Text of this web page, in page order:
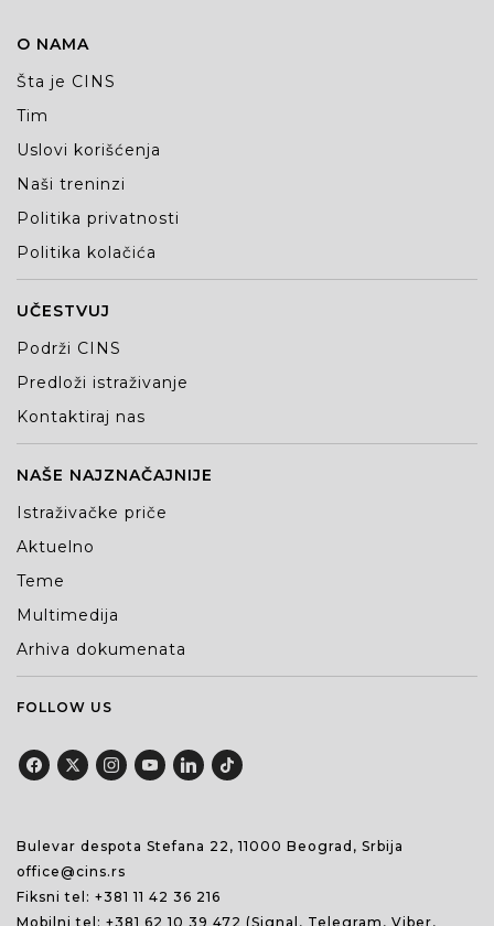
O NAMA
Šta je CINS
Tim
Uslovi korišćenja
Naši treninzi
Politika privatnosti
Politika kolačića
UČESTVUJ
Podrži CINS
Predloži istraživanje
Kontaktiraj nas
NAŠE NAJZNAČAJNIJE
Istraživačke priče
Aktuelno
Teme
Multimedija
Arhiva dokumenata
FOLLOW US
Bulevar despota Stefana 22, 11000 Beograd, Srbija
office@cins.rs
Fiksni tel: +381 11 42 36 216
Mobilni tel: +381 62 10 39 472 (Signal, Telegram, Viber,